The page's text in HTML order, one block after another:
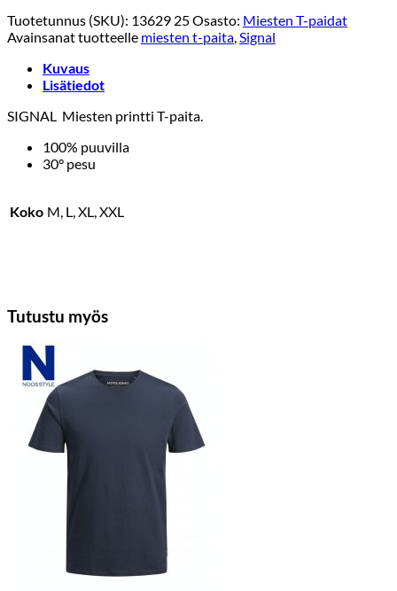
oli:
24,95 €.
on:
19,95 €.
Tuotetunnus (SKU): 13629 25Osasto: Miesten T-paidat
Avainsanat tuotteelle miesten t-paita,Signal
Kuvaus
Lisätiedot
SIGNAL Miesten printti T-paita.
100% puuvilla
30° pesu
Koko M, L, XL, XXL
Tutustu myös